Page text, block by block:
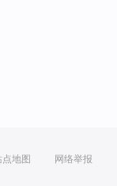
点地图 网络举报